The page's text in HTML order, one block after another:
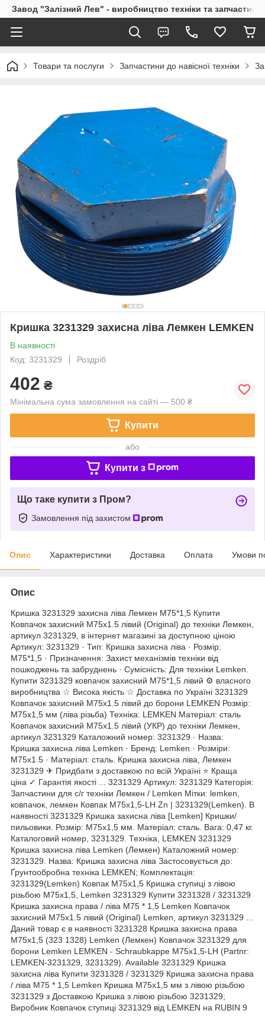
Завод "Залізний Лев" - виробництво техніки та запчастин
Товари та послуги Запчастини до навісної техніки
Кришка 3231329 захисна ліва Лемкен LEMKEN
В наявності
Код: 3231329
Роздріб
402 ₴
Мінімальна сума замовлення на сайті — 500 ₴
Купити
або
Купити з
Що таке купити з Пром?
Замовлення під захистом
Опис Характеристики Доставка Оплата Умови
Опис
Кришка 3231329 захисна ліва Лемкен М75*1,5 Купити
Ковпачок захисний М75х1.5 лівий (Original) до техніки Лемкен,
артикул 3231329, в інтернет магазині за доступною ціною
Артикул: 3231329 · Тип: Кришка захисна ліва · Розмір:
М75*1,5 · Призначення: Захист механізмів техніки від
пошкоджень та забруднень · Сумісність: Для техніки Lemken.
Купити 3231329 ковпачок захисний М75*1,5 лівий ⚙️ власного
виробництва ☆ Висока якість ☆ Доставка по Україні 3231329
Ковпачок захисний М75х1.5 лівий до борони LEMKEN Розмір:
M75x1,5 мм (ліва різьба) Техніка: LEMKEN Матеріал: сталь
Ковпачок захисний М75х1.5 лівий (УКР) до техніки Лемкен,
артикул 3231329 Каталожний номер: 3231329 · Назва:
Кришка захисна ліва Lemken · Бренд: Lemken · Розміри:
М75х1.5 · Матеріал: сталь. Кришка захисна ліва, Лемкен
3231329 ✈ Придбати з доставкою по всій Україні ⭐ Краща
ціна ✓ Гарантія якості ... 3231329 Артикул: 3231329 Категорія:
Запчастини для с/г техніки Лемкен / Lemken Мітки: lemken,
ковпачок, лемкен Ковпак M75x1,5-LH Zn | 3231329(Lemken). В
наявності 3231329 Кришка захисна ліва [Lemken] Кришки/
пильовики. Розмір: M75x1,5 мм. Матеріал: сталь. Вага: 0,47 кг.
Каталоговий номер, 3231329. Техніка, LEMKEN 3231329
Кришка захисна ліва Lemken (Лемкен) Каталожний номер:
3231329. Назва: Кришка захисна ліва Застосовується до:
Ґрунтообробна техніка LEMKEN; Комплектація:
3231329(Lemken) Ковпак M75x1,5 Кришка ступиці з лівою
різьбою М75х1,5, Lemken 3231329 Купити 3231328 / 3231329
Кришка захисна права / ліва М75 * 1,5 Lemken Ковпачок
захисний М75х1.5 лівий (Original) Lemken, артикул 3231329 ...
Даний товар є в наявності 3231328 Кришка захисна права
М75x1,5 (323 1328) Lemken (Лемкен) Ковпачок 3231329 для
борони Lemken LEMKEN - Schraubkappe M75x1,5-LH (Partnr:
LEMKEN-3231329, 3231329). Available 3231329 Кришка
захисна ліва Купити 3231328 / 3231329 Кришка захисна права
/ ліва М75 * 1,5 Lemken Кришка М75х1,5 мм з лівою різьбою
3231329 з Доставкою Кришка з лівою різьбою 3231329;
Виробник Ковпачок ступиці 3231329 від LEMKEN на RUBIN 9